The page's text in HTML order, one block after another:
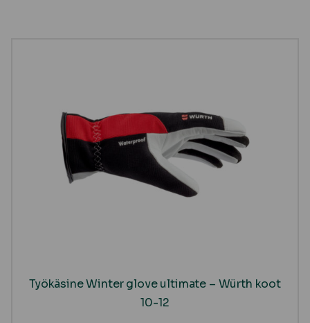
Työkäsine Winter glove ultimate – Würth koot
10-12